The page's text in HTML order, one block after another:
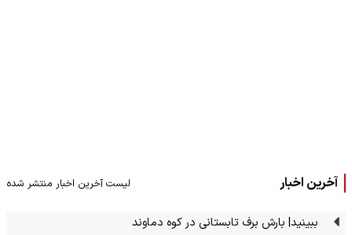
آخرین اخبار لیست آخرین اخبار منتشر شده
ببینید| بارش برف تابستانی در کوه دماوند